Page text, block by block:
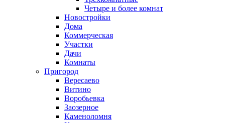
Четыре и более комнат
Новостройки
Дома
Коммерческая
Участки
Дачи
Комнаты
Пригород
Вересаево
Витино
Воробьевка
Заозерное
Каменоломня